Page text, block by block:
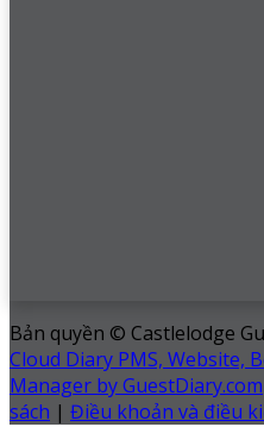
Bản quyền © Castlelodge
Cloud Diary PMS, Website,
Manager by GuestDiary.com
sách | Điều khoản và điều